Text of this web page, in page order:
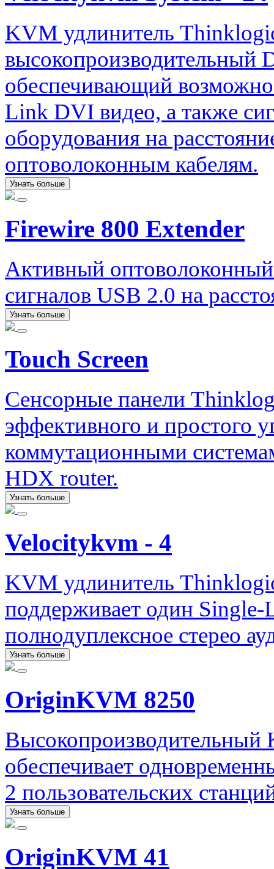
KVM удлинитель
высокопроизводительный
обеспечивающий
Link DVI видео, а также
оборудования на
оптоволоконным кабелям.
Узнать больше
Firewire 800 Extender
Активный
сигналов USB 2.0 на
Узнать больше
Touch Screen
Сенсорные панели
эффективного и простого
коммутационными
HDX router.
Узнать больше
Velocitykvm - 4
KVM удлинитель
поддерживает один
полнодуплексное стерео
Узнать больше
OriginKVM 8250
Высокопроизводительный
обеспечивает
2 пользовательских
Узнать больше
OriginKVM 41